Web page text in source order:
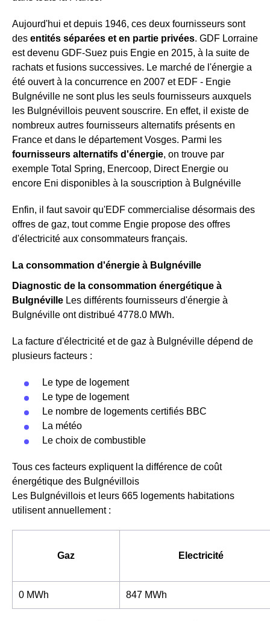
Aujourd'hui et depuis 1946, ces deux fournisseurs sont
des entités séparées et en partie privées. GDF Lorraine
est devenu GDF-Suez puis Engie en 2015, à la suite de
rachats et fusions successives. Le marché de l'énergie a
été ouvert à la concurrence en 2007 et EDF - Engie
Bulgnéville ne sont plus les seuls fournisseurs auxquels
les Bulgnévillois peuvent souscrire. En effet, il existe de
nombreux autres fournisseurs alternatifs présents en
France et dans le département Vosges. Parmi les
fournisseurs alternatifs d'énergie, on trouve par
exemple Total Spring, Enercoop, Direct Energie ou
encore Eni disponibles à la souscription à Bulgnéville
Enfin, il faut savoir qu'EDF commercialise désormais des
offres de gaz, tout comme Engie propose des offres
d'électricité aux consommateurs français.
La consommation d'énergie à Bulgnéville
Diagnostic de la consommation énergétique à
Bulgnéville Les différents fournisseurs d'énergie à
Bulgnéville ont distribué 4778.0 MWh.
La facture d'électricité et de gaz à Bulgnéville dépend de
plusieurs facteurs :
Le type de logement
Le type de logement
Le nombre de logements certifiés BBC
La météo
Le choix de combustible
Tous ces facteurs expliquent la différence de coût
énergétique des Bulgnévillois
Les Bulgnévillois et leurs 665 logements habitations
utilisent annuellement :
Gaz Electricité
0 MWh 847 MWh